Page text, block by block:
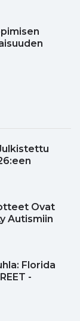
Ovat
Autismiin
Florida
-